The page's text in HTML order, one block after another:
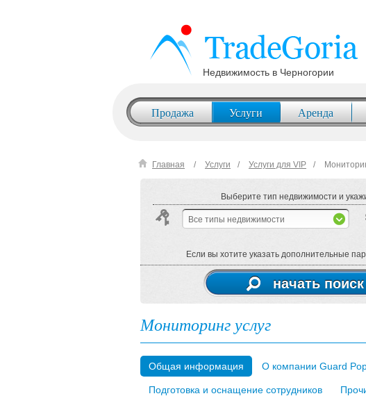
Недвижимость в Черногории
Продажа Услуги Аренда
Главная Услуги Услуги для VIP
Выберите тип недвижимости и
Все типы недвижимости
Если вы хотите указать дополнительные
начать поиск
Мониторинг услуг
Общая информация О компании Guard
Подготовка и оснащение сотрудников